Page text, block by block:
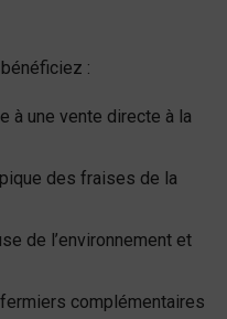
:
à une vente directe à la
des fraises de la
de l’environnement et
complémentaires